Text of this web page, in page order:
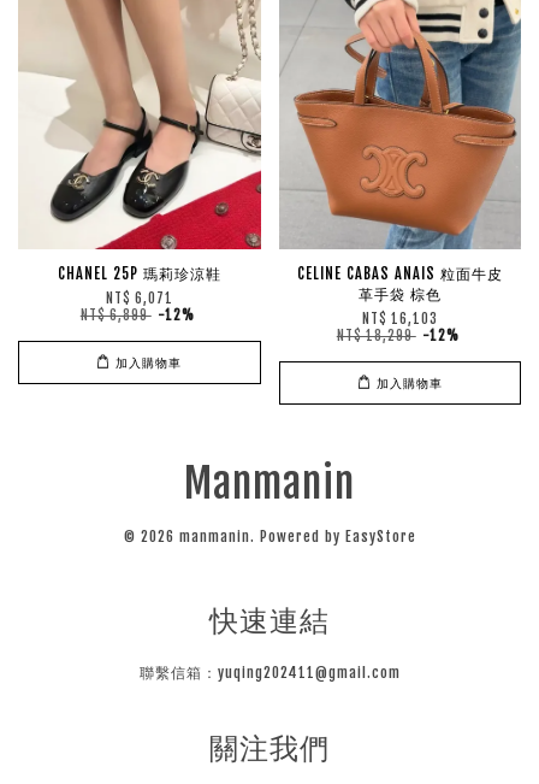
CHANEL 25P 瑪莉珍涼鞋
NT$ 6,071
NT$ 6,899 -12%
加入購物車
CELINE CABAS ANAIS 粒面牛皮
革手袋 棕色
NT$ 16,103
NT$ 18,299 -12%
加入購物車
Manmanin
© 2026 manmanin. Powered by EasyStore
快速連結
聯繫信箱：yuqing202411@gmail.com
關注我們